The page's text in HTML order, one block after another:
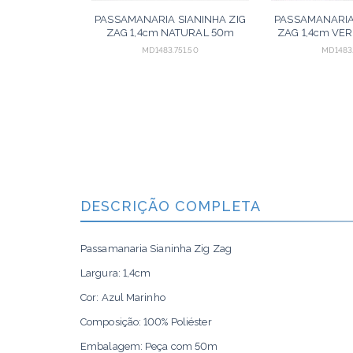
PASSAMANARIA SIANINHA ZIG
ZAG 1,4cm NATURAL 50m
MD1483.751.50
ZAG 1,4cm
DESCRIÇÃO COMPLETA
Passamanaria Sianinha Zig Zag
Largura: 1,4cm
Cor: Azul Marinho
Composição: 100% Poliéster
Embalagem: Peça com 50m